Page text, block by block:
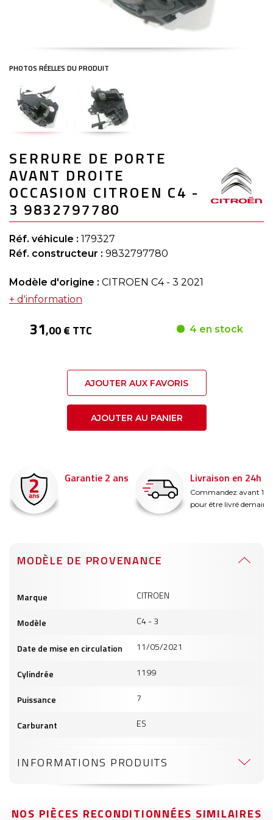
to
the
beginning
of
the
images
gallery
SERRURE DE PORTE
AVANT DROITE
OCCASION CITROEN C4 -
3 9832797780
Réf. véhicule : 179327
Réf. constructeur : 9832797780
Modèle d'origine : CITROEN C4 - 3 2021
+ d'information
31,00 € TTC 4 en stock
AJOUTER AUX FAVORIS
AJOUTER AU PANIER
Garantie 2 ans Livraison en 24h
Commandez avant 14h
pour être livré demain !
MODÈLE DE PROVENANCE
produits
Marque CITROEN
Modèle C4 - 3
Date de mise en circulation 11/05/2021
Cylindrée 1199
Puissance 7
Carburant ES
INFORMATIONS PRODUITS
NOS PIÈCES RECONDITIONNÉES SIMILAIRES